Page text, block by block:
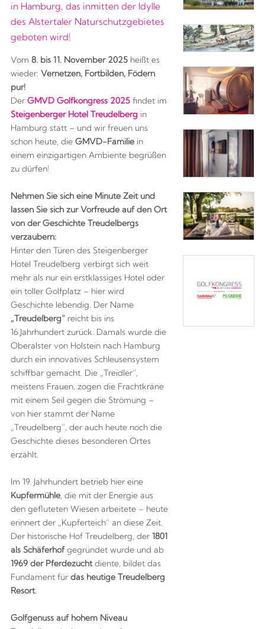
in Hamburg, das inmitten der Idylle
des Alstertaler Naturschutzgebietes
geboten wird!
Vom 8. bis 11. November 2025heißt es
wieder: Vernetzen, Fortbilden, Födern
pur!
Der GMVD Golfkongress 2025 findet im
Steigenberger Hotel Treudelbergin
Hamburg statt – und wir freuen uns
schon heute, die GMVD-Familiein
einem einzigartigen Ambiente begrüßen
zu dürfen!
Nehmen Sie sich eine Minute Zeit und
lassen Sie sich zur Vorfreude auf den Ort
von der Geschichte Treudelbergs
verzaubern:
Hinter den Türen des Steigenberger
Hotel Treudelberg verbirgt sich weit
mehr als nur ein erstklassiges Hotel oder
ein toller Golfplatz – hier wird
Geschichte lebendig. Der Name
„Treudelberg“ reicht bis ins
16.Jahrhundert zurück. Damals wurde die
Oberalster von Holstein nach Hamburg
durch ein innovatives Schleusensystem
schiffbar gemacht. Die „Treidler“,
meistens Frauen, zogen die Frachtkräne
mit einem Seil gegen die Strömung –
von hier stammt der Name
„Treudelberg“, der auch heute noch die
Geschichte dieses besonderen Ortes
erzählt.
Im 19. Jahrhundert betrieb hier eine
Kupfermühle, die mit der Energie aus
den gefluteten Wiesen arbeitete – heute
erinnert der „Kupferteich“ an diese Zeit.
Der historische Hof Treudelberg, der 1801
als Schäferhofgegründet wurde und ab
1969 der Pferdezuchtdiente, bildet das
Fundament für das heutige Treudelberg
Resort.
Golfgenuss auf hohem Niveau